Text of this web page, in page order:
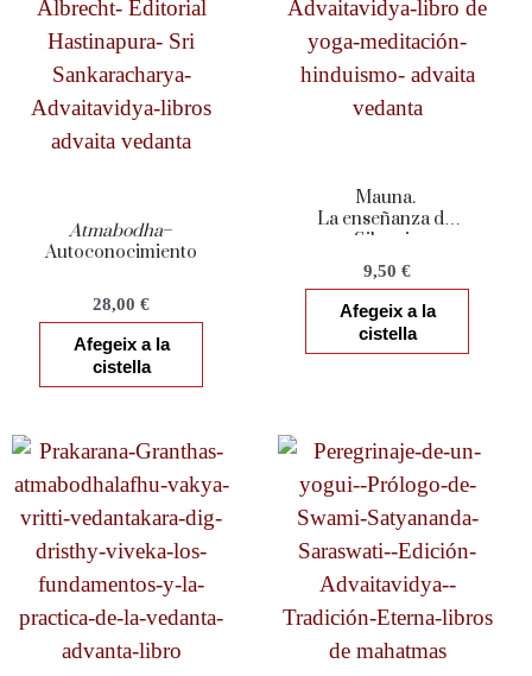
Atmabodha–
Autoconocimiento
28,00 €
Afegeix a la
cistella
Mauna.
La enseñanza del
Silencio
9,50 €
Afegeix a la
cistella